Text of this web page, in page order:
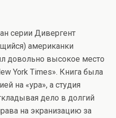
серии Дивергент
американки
довольно высокое место
York Times». Книга была
на «ура», а студия
дело в долгий
на экранизацию за